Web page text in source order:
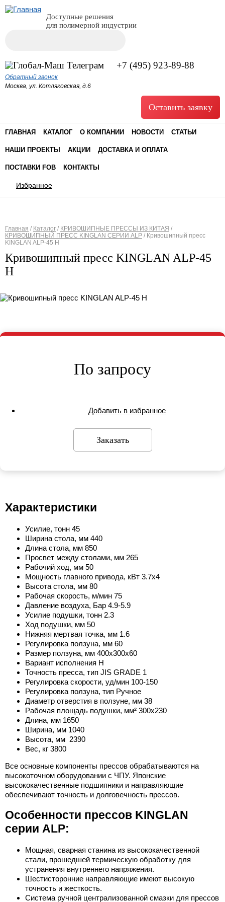
Доступные решения
для полимерной индустрии
+7 (495) 923-89-88
Обратный звонок
Москва, ул. Котляковская, д.6
Оставить заявку
ГЛАВНАЯ КАТАЛОГ О КОМПАНИИ НОВОСТИ СТАТЬИ
НАШИ ПРОЕКТЫ АКЦИИ ДОСТАВКА И ОПЛАТА
ПОСТАВКИ FOB КОНТАКТЫ
Избранное
Вы здесь
Главная / Каталог / КРИВОШИПНЫЕ ПРЕССЫ ИЗ КИТАЯ /
КРИВОШИПНЫЙ ПРЕСС KINGLAN СЕРИИ ALP / Кривошипный пресс
KINGLAN ALP-45 H
Кривошипный пресс KINGLAN ALP-45
H
По запросу
Добавить в избранное
Заказать
Характеристики
Усилие, тонн 45
Ширина стола, мм 440
Длина стола, мм 850
Просвет между столами, мм 265
Рабочий ход, мм 50
Мощность главного привода, кВт 3.7x4
Высота стола, мм 80
Рабочая скорость, м/мин 75
Давление воздуха, Бар 4.9-5.9
Усилие подушки, тонн 2.3
Ход подушки, мм 50
Нижняя мертвая точка, мм 1.6
Регулировка ползуна, мм 60
Размер ползуна, мм 400x300x60
Вариант исполнения H
Точность пресса, тип JIS GRADE 1
Регулировка скорости, уд/мин 100-150
Регулировка ползуна, тип Ручное
Диаметр отверстия в ползуне, мм 38
Рабочая площадь подушки, мм² 300x230
Длина, мм 1650
Ширина, мм 1040
Высота, мм 2390
Вес, кг 3800
Все основные компоненты прессов обрабатываются на
высокоточном оборудовании с ЧПУ. Японские
высококачественные подшипники и направляющие
обеспечивают точность и долговечность прессов.
Особенности прессов KINGLAN
серии ALP:
Мощная, сварная станина из высококачественной
стали, прошедшей термическую обработку для
устранения внутреннего напряжения.
Шестисторонние направляющие имеют высокую
точность и жесткость.
Система ручной централизованной смазки для прессов